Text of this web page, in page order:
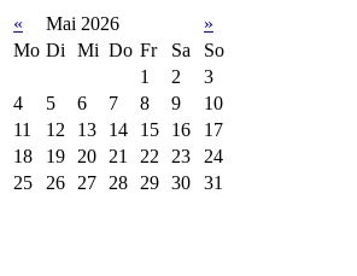
« Mai 2026
»
Mo Di Mi Do Fr Sa
So
1
2
3
4
5 6 7 8 9
10
11
12 13 14 15 16
17
18
19 20 21 22 23
24
25
26 27 28 29 30 31